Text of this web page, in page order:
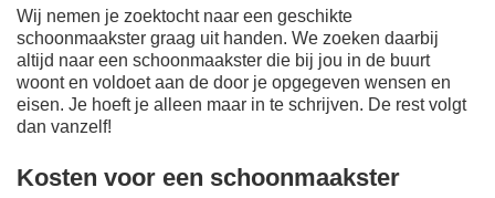
Wij nemen je zoektocht naar een geschikte
schoonmaakster graag uit handen. We zoeken daarbij
altijd naar een schoonmaakster die bij jou in de buurt
woont en voldoet aan de door je opgegeven wensen en
eisen. Je hoeft je alleen maar in te schrijven. De rest volgt
dan vanzelf!
Kosten voor een schoonmaakster